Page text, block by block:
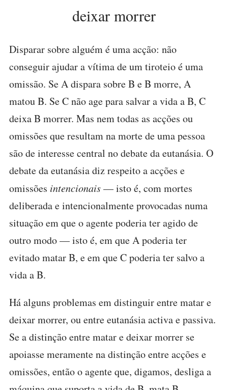
deixar morrer
Disparar sobre alguém é uma acção: não
conseguir ajudar a vítima de um tiroteio é uma
omissão. Se A dispara sobre B e B morre, A
matou B. Se C não age para salvar a vida a B, C
deixa B morrer. Mas nem todas as acções ou
omissões que resultam na morte de uma pessoa
são de interesse central no debate da eutanásia. O
debate da eutanásia diz respeito a acções e
omissões intencionais— isto é, com mortes
deliberada e intencionalmente provocadas numa
situação em que o agente poderia ter agido de
outro modo — isto é, em que A poderia ter
evitado matar B, e em que C poderia ter salvo a
vida a B.
Há alguns problemas em distinguir entre matar e
deixar morrer, ou entre eutanásia activa e passiva.
Se a distinção entre matar e deixar morrer se
apoiasse meramente na distinção entre acções e
omissões, então o agente que, digamos, desliga a